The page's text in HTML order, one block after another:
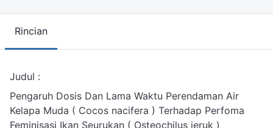
Rincian
Judul :
Pengaruh Dosis Dan Lama Waktu Perendaman Air
Kelapa Muda ( Cocos nacifera ) Terhadap Perfoma
Feminisasi Ikan Seurukan ( Osteochilus jeruk )